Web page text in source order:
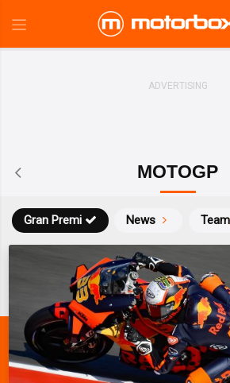
MOTOGP
News
Gran Premi Team